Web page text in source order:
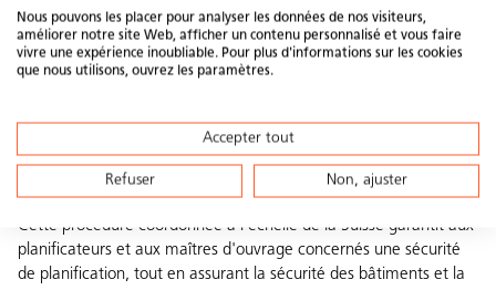
résistance au feu qui doivent être réalisés dans des
laboratoires accrédités à l'étranger.
Le DET est élaboré par Swissolar, en collaboration avec des
experts en photovoltaïque et en protection incendie, et vise à
photovoltaïques. La publication du DET est prévue pour
l'automne 2024. D'ici là, la directive servira de solution
provisoire.
Cette procédure coordonnée à l'échelle de la Suisse garantit aux
planificateurs et aux maîtres d'ouvrage concernés une sécurité
de planification, tout en assurant la sécurité des bâtiments et la
Nous pouvons les placer pour analyser les données de nos visiteurs,
améliorer notre site Web, afficher un contenu personnalisé et vous faire
vivre une expérience inoubliable. Pour plus d'informations sur les cookies
que nous utilisons, ouvrez les paramètres.
Accepter tout
Refuser Non, ajuster